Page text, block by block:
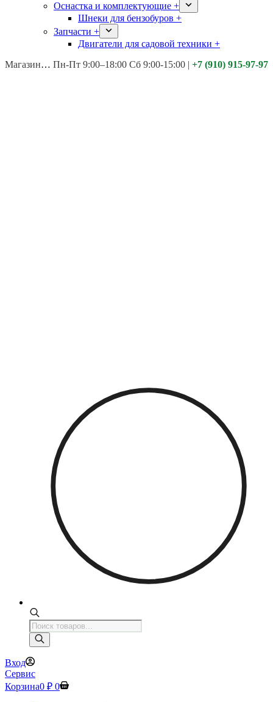
Оснастка и комплектующие +
Шнеки для бензобуров +
Запчасти +
Двигатели для садовой техники +
Магазины: Калуга ул. Московская д.113
Пн-Пт 9:00–18:00 Сб 9:00-15:00 | +7 (910) 915-97-97
Поиск
товаров
Вход
Сервис
Корзина0 ₽ 0